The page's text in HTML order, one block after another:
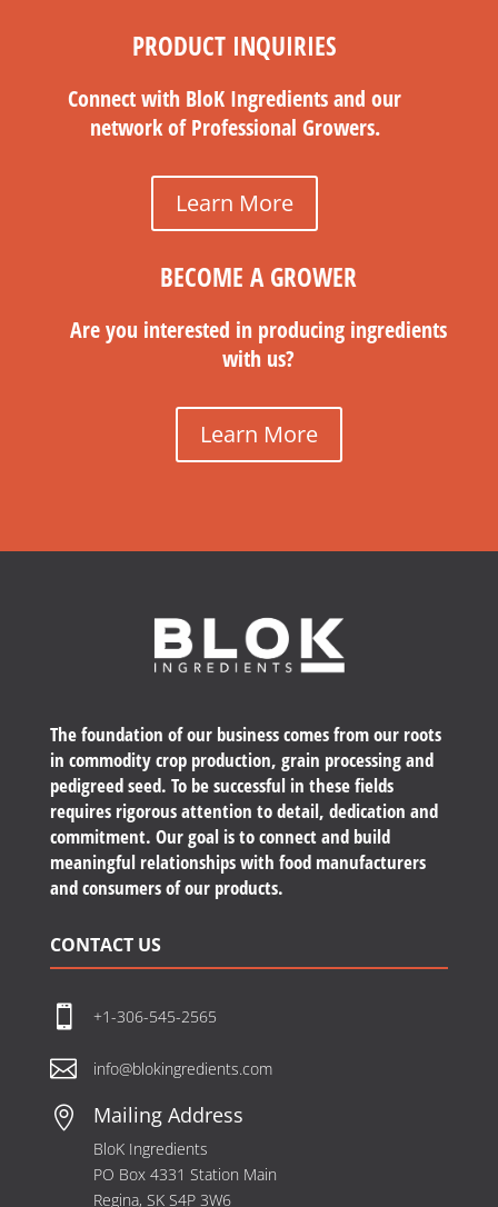
PRODUCT INQUIRIES
Connect with BloK Ingredients and our
network of Professional Growers.
Learn More
BECOME A GROWER
Are you interested in producing ingredients
with us?
Learn More
The foundation of our business comes from our roots
in commodity crop production, grain processing and
pedigreed seed. To be successful in these fields
requires rigorous attention to detail, dedication and
commitment. Our goal is to connect and build
meaningful relationships with food manufacturers
and consumers of our products.
CONTACT US
 +1-306-545-2565
 info@blokingredients.com
 Mailing Address
BloK Ingredients
PO Box 4331 Station Main
Regina, SK S4P 3W6